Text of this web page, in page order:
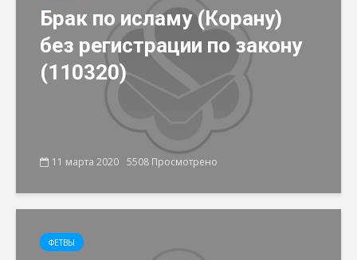
Брак по исламу (Корану)
без регистрации по закону
(110320)
11 марта 2020 5508 Просмотрено
ФЕТВЫ